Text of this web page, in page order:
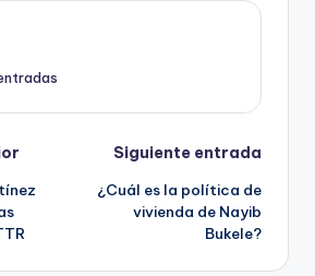
Siguiente entrada
¿Cuál es la política de
vivienda de Nayib
Bukele?